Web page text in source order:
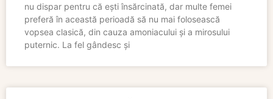
nu dispar pentru că ești însărcinată, dar multe femei
preferă în această perioadă să nu mai folosească
vopsea clasică, din cauza amoniacului și a mirosului
puternic. La fel gândesc și